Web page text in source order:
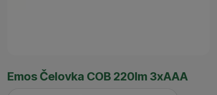
Emos Čelovka COB 220lm 3xAAA